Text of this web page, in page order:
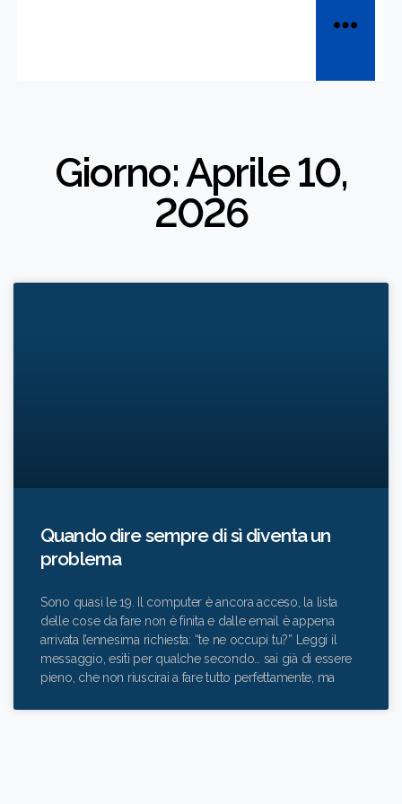
Giorno: Aprile 10,
2026
Quando dire sempre di sì diventa un
problema
Sono quasi le 19. Il computer è ancora acceso, la lista
delle cose da fare non è finita e dalle email è appena
arrivata l’ennesima richiesta: “te ne occupi tu?” Leggi il
messaggio, esiti per qualche secondo… sai già di essere
pieno, che non riuscirai a fare tutto perfettamente, ma